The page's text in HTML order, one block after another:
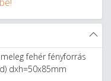
fehér fényforrás
dxh=50x85mm